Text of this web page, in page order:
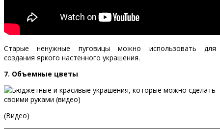
Старые ненужные пуговицы можно использовать для
создания яркого настенного украшения.
7. Объемные цветы
(Видео)